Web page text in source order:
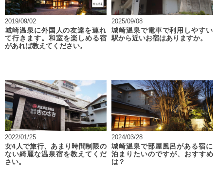
2019/09/02
城崎温泉に外国人の友達を連れ
て行きます。和室を楽しめる宿
があれば教えてください。
2025/09/08
城崎温泉で電車で利用しやすい
駅から近いお宿はありますか。
2022/01/25
女4人で旅行、あまり時間制限の
ない綺麗な温泉宿を教えてくだ
さい。
2024/03/28
城崎温泉で部屋風呂がある宿に
泊まりたいのですが、おすすめ
は？